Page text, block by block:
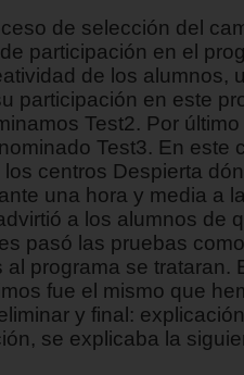
de selección del
participación en el
de los alumnos,
participación en este
Test2. Por
Test3. En este
centros Despierta
una hora y media a
a los alumnos de
pasó las pruebas
programa se trataran.
fue el mismo que
y final:
se explicaba la